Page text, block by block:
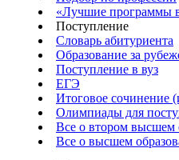
«Лучшие программы
Поступление
Словарь абитуриента
Образование за
Поступление в вуз
ЕГЭ
Итоговое сочинение
Олимпиады для
Все о втором высшем
Все о высшем